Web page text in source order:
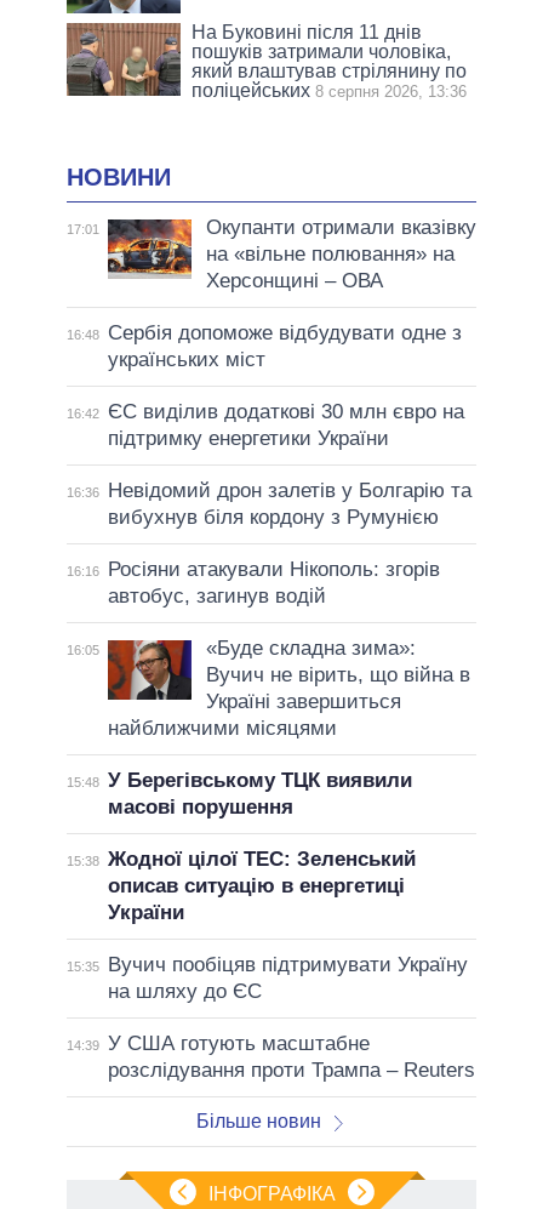
На Буковині після 11 днів
пошуків затримали чоловіка,
який влаштував стрілянину по
поліцейських 8 серпня 2026, 13:36
НОВИНИ
17:01
Окупанти отримали вказівку
на «вільне полювання» на
Херсонщині – ОВА
16:48
Сербія допоможе відбудувати одне з
українських міст
16:42
ЄС виділив додаткові 30 млн євро на
підтримку енергетики України
16:36
Невідомий дрон залетів у Болгарію та
вибухнув біля кордону з Румунією
16:16
Росіяни атакували Нікополь: згорів
автобус, загинув водій
16:05
«Буде складна зима»:
Вучич не вірить, що війна в
Україні завершиться
найближчими місяцями
15:48 У Берегівському ТЦК виявили
масові порушення
15:38 Жодної цілої ТЕС: Зеленський
описав ситуацію в енергетиці
України
15:35
Вучич пообіцяв підтримувати Україну
на шляху до ЄС
14:39 У США готують масштабне
розслідування проти Трампа – Reuters
Більше новин
ІНФОГРАФІКА